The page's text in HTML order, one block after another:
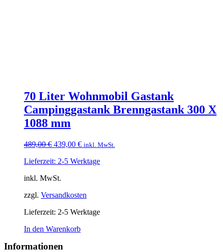
70 Liter Wohnmobil Gastank
Campinggastank Brenngastank 300 X
1088 mm
489,00€ Ursprünglicher
war:
439,00 €Aktueller
ist:
inkl. MwSt.
Lieferzeit: 2-5 Werktage
inkl. MwSt.
zzgl. Versandkosten
Lieferzeit: 2-5 Werktage
In den Warenkorb
Informationen